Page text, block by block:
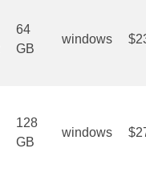
64
GB
windows
128
GB
windows